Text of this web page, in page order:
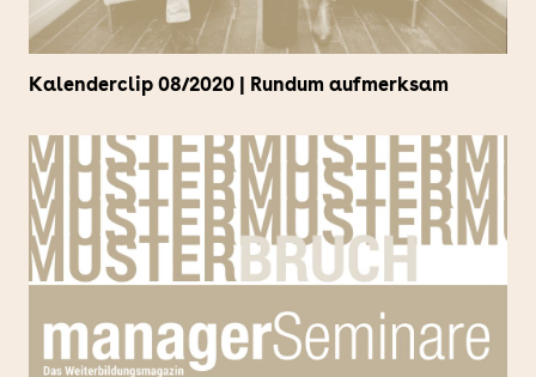
Kalenderclip 08/2020 | Rundum aufmerksam